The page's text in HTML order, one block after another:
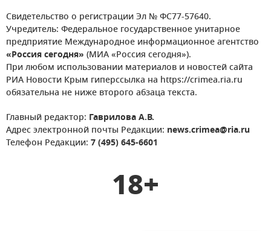
Свидетельство о регистрации Эл № ФС77-57640.
Учредитель: Федеральное государственное унитарное
предприятие Международное информационное агентство
«Россия сегодня» (МИА «Россия сегодня»).
При любом использовании материалов и новостей сайта
РИА Новости Крым гиперссылка на https://crimea.ria.ru
обязательна не ниже второго абзаца текста.
Главный редактор: Гаврилова А.В.
Адрес электронной почты Редакции: news.crimea@ria.ru
Телефон Редакции: 7 (495) 645-6601
18+